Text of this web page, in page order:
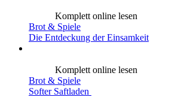
Komplett online lesen
Brot & Spiele
Die Entdeckung der Einsamkeit
Komplett online lesen
Brot & Spiele
Softer Saftladen